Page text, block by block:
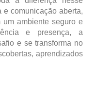
e comunicação aberta,
ambiente seguro e
e presença, a
e se transforma no
aprendizados